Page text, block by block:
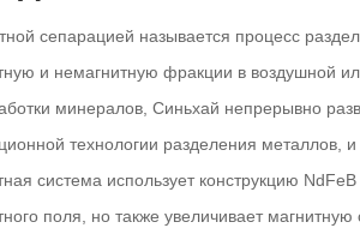
сепарацией называется процесс
и немагнитную фракции в воздушной
минералов, Синьхай непрерывно
технологии разделения металлов,
система использует конструкцию
поля, но также увеличивает